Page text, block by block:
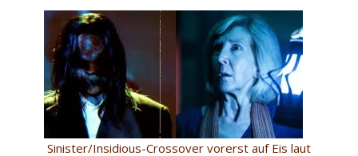
Sinister/Insidious-Crossover vorerst auf Eis laut